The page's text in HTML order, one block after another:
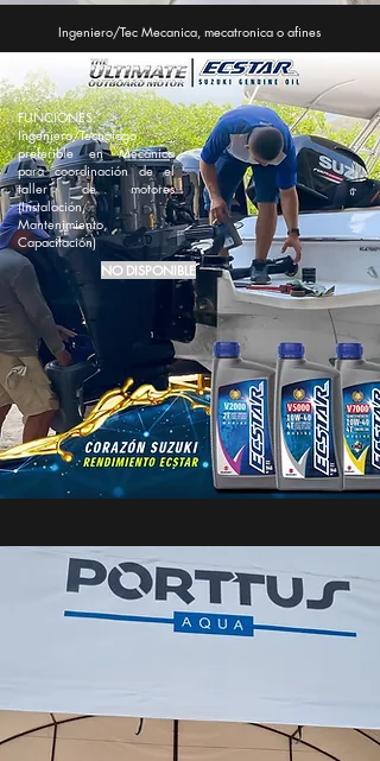
FUNCIONES:
Ingeniero/Tecnologo
preferible en Mecanica
para coordinación de el
taller de motores
(Instalación,
Mantenimiento,
Capacitación)
NO DISPONIBLE
Ingeniero/Tec Mecanica, mecatronica o afines